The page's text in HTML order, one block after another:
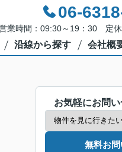
06-
業時間：09:30～19：30 定休
沿線から探す 会社概
お気軽にお問
無料お